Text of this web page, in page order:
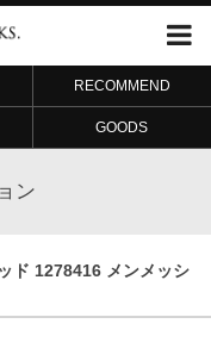
RECOMMEND
GOODS
ン
ド 1278416 メンメッシ